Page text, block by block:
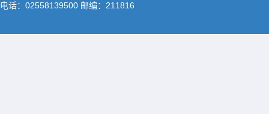
电话：02558139500 邮编：211816